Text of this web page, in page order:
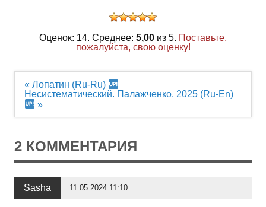
Оценок: 14. Среднее: 5,00 из 5. Поставьте,
пожалуйста, свою оценку!
Навигация
по
записям
« Лопатин (Ru-Ru)
Несистематический. Палажченко. 2025 (Ru-En)
»
2 КОММЕНТАРИЯ
Sasha 11.05.2024 11:10